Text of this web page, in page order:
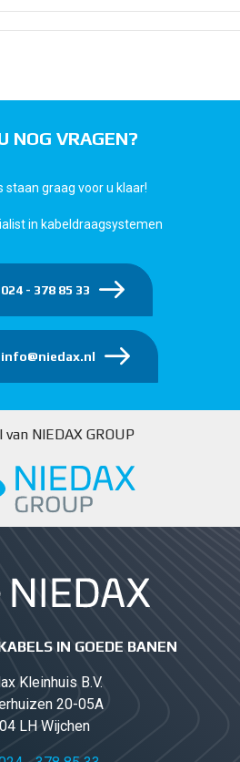
NOG VRAGEN?
staan graag voor u klaar!
in kabeldraagsystemen
- 378 85 33
van NIEDAX GROUP
IN GOEDE BANEN
Kleinhuis B.V.
20-05A
LH Wijchen